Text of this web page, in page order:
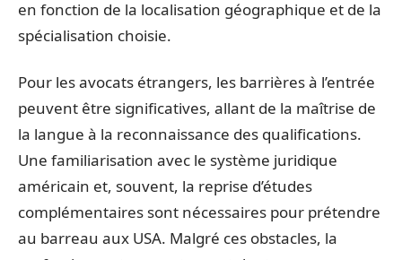
en fonction de la localisation géographique et de la
spécialisation choisie.
Pour les avocats étrangers, les barrières à l’entrée
peuvent être significatives, allant de la maîtrise de
la langue à la reconnaissance des qualifications.
Une familiarisation avec le système juridique
américain et, souvent, la reprise d’études
complémentaires sont nécessaires pour prétendre
au barreau aux USA. Malgré ces obstacles, la